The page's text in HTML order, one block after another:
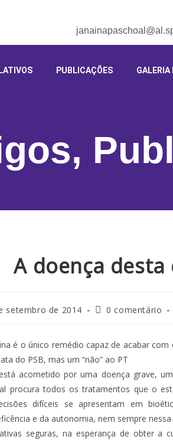
PUBLICAÇÕES GALERIA
,
A doença desta
setembro de 2014 0 comentário
é o único remédio capaz de acabar
do PSB, mas um “não” ao PT
acometido por uma doença grave,
procura todos os tratamentos que o
difíceis se apresentam em
e da autonomia, nem sempre
seguras, na esperança de obter a